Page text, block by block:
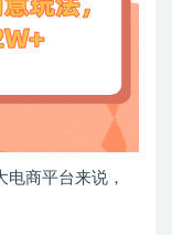
商平台来说，